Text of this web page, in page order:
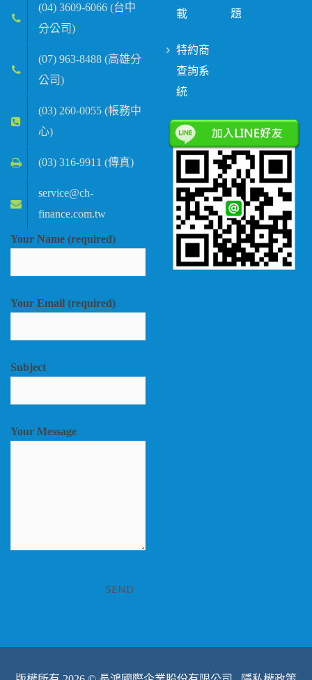
(04) 3609-6066 (台中
分公司)
(07) 963-8488 (高雄分
公司)
(03) 260-0055 (帳務中
心)
(03) 316-9911 (傳真)
service@ch-
finance.com.tw
Your Name (required)
Your Email (required)
Subject
Your Message
載
題
特約商
查詢系
統